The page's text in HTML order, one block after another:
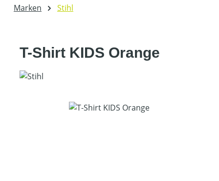
Marken Stihl
T-Shirt KIDS Orange
Bildergalerie überspringen